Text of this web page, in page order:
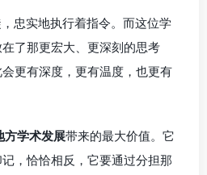
忠实地执行着指令。而这位学
了那更宏大、更深刻的思考
会更有深度，更有温度，也更有
方学术发展带来的最大价值。它
，恰恰相反，它要通过分担那